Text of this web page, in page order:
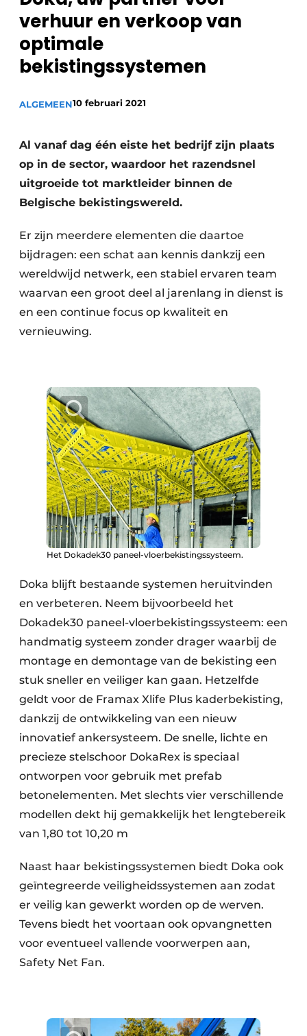
Privacy / Cookie statement
Vacature aanmelden
Vacatures
Video’s
verhuur en verkoop van
optimale
bekistingssystemen
ALGEMEEN10 februari 2021
Al vanaf dag één eiste het bedrijf zijn plaats
op in de sector, waardoor het razendsnel
uitgroeide tot marktleider binnen de
Belgische bekistingswereld.
Er zijn meerdere elementen die daartoe
bijdragen: een schat aan kennis dankzij een
wereldwijd netwerk, een stabiel ervaren team
waarvan een groot deel al jarenlang in dienst is
en een continue focus op kwaliteit en
vernieuwing.
Het Dokadek30 paneel-vloerbekistingssysteem.
Doka blijft bestaande systemen heruitvinden
en verbeteren. Neem bijvoorbeeld het
Dokadek30 paneel-vloerbekistingssysteem: een
handmatig systeem zonder drager waarbij de
montage en demontage van de bekisting een
stuk sneller en veiliger kan gaan. Hetzelfde
geldt voor de Framax Xlife Plus kaderbekisting,
dankzij de ontwikkeling van een nieuw
innovatief ankersysteem. De snelle, lichte en
precieze stelschoor DokaRex is speciaal
ontworpen voor gebruik met prefab
betonelementen. Met slechts vier verschillende
modellen dekt hij gemakkelijk het lengtebereik
van 1,80 tot 10,20 m
Naast haar bekistingssystemen biedt Doka ook
geïntegreerde veiligheidssystemen aan zodat
er veilig kan gewerkt worden op de werven.
Tevens biedt het voortaan ook opvangnetten
voor eventueel vallende voorwerpen aan,
Safety Net Fan.